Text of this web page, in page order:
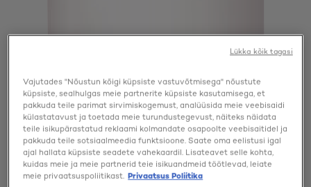
Vajutades "Nõustun kõigi küpsiste vastuvõtmisega" nõustute
küpsiste, sealhulgas meie partnerite küpsiste kasutamisega, et
pakkuda teile parimat sirvimiskogemust, analüüsida meie veebisaidi
külastatavust ja toetada meie turundustegevust, näiteks näidata
teile isikupärastatud reklaami kolmandate osapoolte veebisaitidel ja
pakkuda teile sotsiaalmeedia funktsioone. Saate oma eelistusi igal
ajal hallata küpsiste seadete vahekaardil. Lisateavet selle kohta,
kuidas meie ja meie partnerid teie isikuandmeid töötlevad, leiate
meie privaatsuspoliitikast. Privaatsus Poliitika
Lükka kõik tagasi